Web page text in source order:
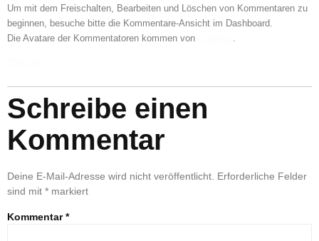
Um mit dem Freischalten, Bearbeiten und Löschen von Kommentaren zu
beginnen, besuche bitte die Kommentare-Ansicht im Dashboard.
Die Avatare der Kommentatoren kommen von
.
Schreibe einen
Kommentar
Deine E-Mail-Adresse wird nicht veröffentlicht. Erforderliche Felder
sind mit * markiert
Kommentar*